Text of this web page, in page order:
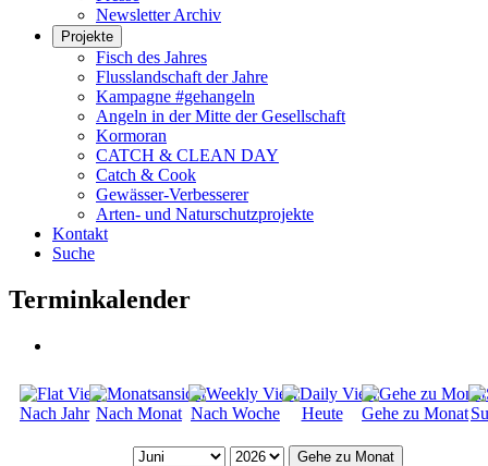
Newsletter Archiv
Projekte
Fisch des Jahres
Flusslandschaft der Jahre
Kampagne #gehangeln
Angeln in der Mitte der Gesellschaft
Kormoran
CATCH & CLEAN DAY
Catch & Cook
Gewässer-Verbesserer
Arten- und Naturschutzprojekte
Kontakt
Suche
Terminkalender
Nach Jahr Nach Monat Nach Woche Heute Gehe zu Monat
Gehe zu Monat